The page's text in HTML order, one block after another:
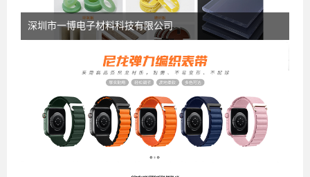
深圳市一博电子材料科技有限公司